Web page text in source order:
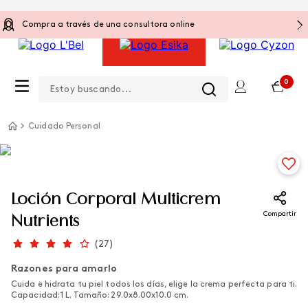
Compra a través de una consultora online
0
Cuidado Personal
Loción Corporal Multicrem
Nutrients
Compartir
(27)
Razones para amarlo
Cuida e hidrata tu piel todos los días, elige la crema perfecta para ti.
Capacidad: 1 L. Tamaño: 29.0x8.00x10.0 cm.